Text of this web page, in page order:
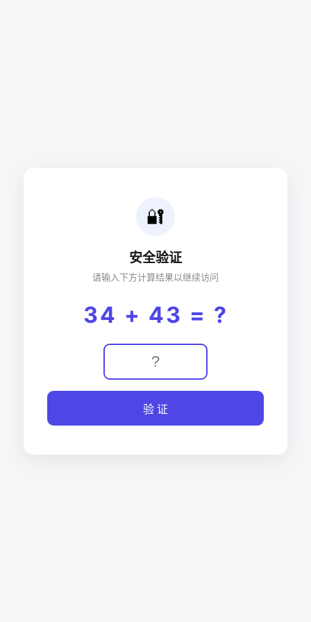
🔐
安全验证
请输入下方计算结果以继续访问
34 + 43 = ?
验 证